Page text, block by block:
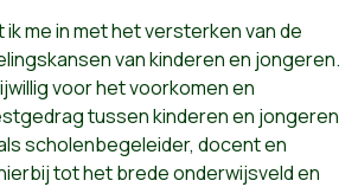
me in met het versterken van de
van kinderen en jongeren.
voor het voorkomen en
tussen kinderen en jongeren
scholenbegeleider, docent en
tot het brede onderwijsveld en